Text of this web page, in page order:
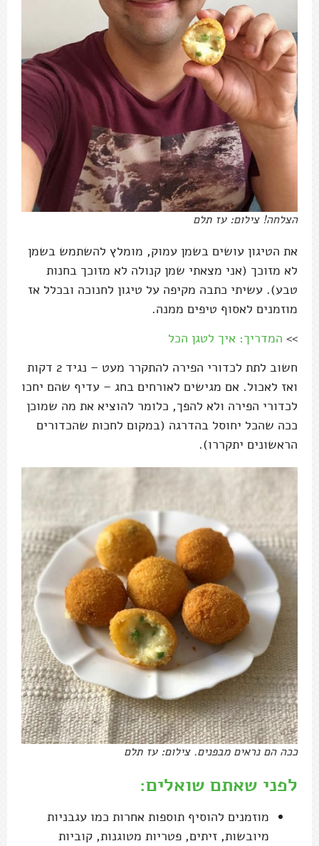
הצלחה! צילום: עז תלם
את הטיגון עושים בשמן עמוק, מומלץ להשתמש בשמן
לא מזוכך (אני מצאתי שמן קנולה לא מזוכך בחנות
טבע). עשיתי כתבה מקיפה על טיגון לחנוכה ובכלל אז
מוזמנים לאסוף טיפים ממנה.
>> המדריך: איך לטגן הכל
חשוב לתת לכדורי הפירה להתקרר מעט – נגיד 2 דקות
ואז לאכול. אם מגישים לאורחים בחג – עדיף שהם יחכו
לכדורי הפירה ולא להפך, כלומר להוציא את מה שמוכן
ככה שהכל יחוסל בהדרגה (במקום לחכות שהכדורים
הראשונים יתקררו).
ככה הם נראים מבפנים. צילום: עז תלם
לפני שאתם שואלים:
מוזמנים להוסיף תוספות אחרות כמו עגבניות
מיובשות, זיתים, פטריות מטוגנות, קוביות